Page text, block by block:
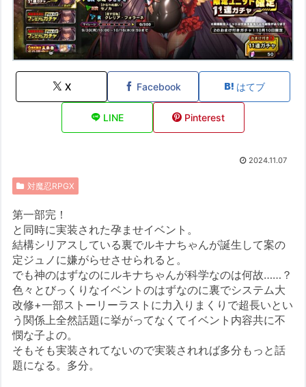
X Facebook はてブ
LINE Pinterest
2024.11.07
対魔忍RPGX
第一部完！
と同時に実装された孕ませイベント。
結構シリアスしている裏でルキナちゃんが誕生して案の
定ジュノに嫌がらせさせられると。
でも神のはずなのにルキナちゃんが科学なのは何故……？
色々とびっくりなイベントのはずなのに裏でシステム大
改修+一部ストーリーラストに力入りまくりで超長いとい
う関係上全然話題に挙がってなくてイベント内容共に不
憫な子よの。
そもそも実装されてないので実装されれば多分もっと話
題になる。多分。